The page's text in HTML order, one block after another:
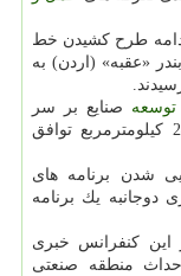
طرح كشیدن خط
«عقبه» (اردن) به
توسعه صنایع بر سر
احداث منطقه صنعتی مشترك به مساحت 24 كیلومترمربع توافق
شدن برنامه های
دوجانبه یك برنامه
این كنفرانس خبری
منطقه صنعتی